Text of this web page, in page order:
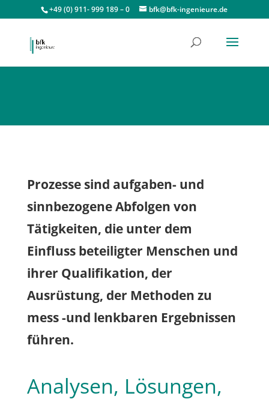
+49 (0) 911- 999 189 – 0 bfk@bfk-ingenieure.de
Prozesse sind aufgaben- und
sinnbezogene Abfolgen von
Tätigkeiten, die unter dem
Einfluss beteiligter Menschen und
ihrer Qualifikation, der
Ausrüstung, der Methoden zu
mess -und lenkbaren Ergebnissen
führen.
Analysen, Lösungen,